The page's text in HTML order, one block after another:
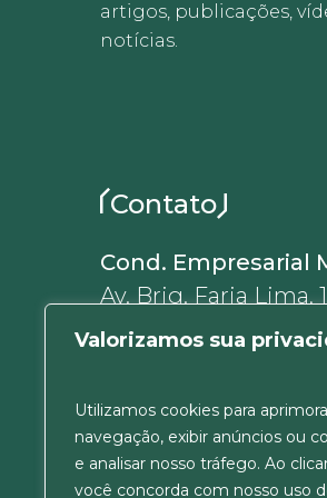
Valorizamos sua
Utilizamos cookies para
navegação, exibir anúncios ou
e analisar nosso tráfego. Ao
você concorda com nosso uso
artigos, publicações,
notícias.
Contato
Cond. Empresarial
Av. Brig. Faria Lima,
01452-002, Jardim
ver Mapa